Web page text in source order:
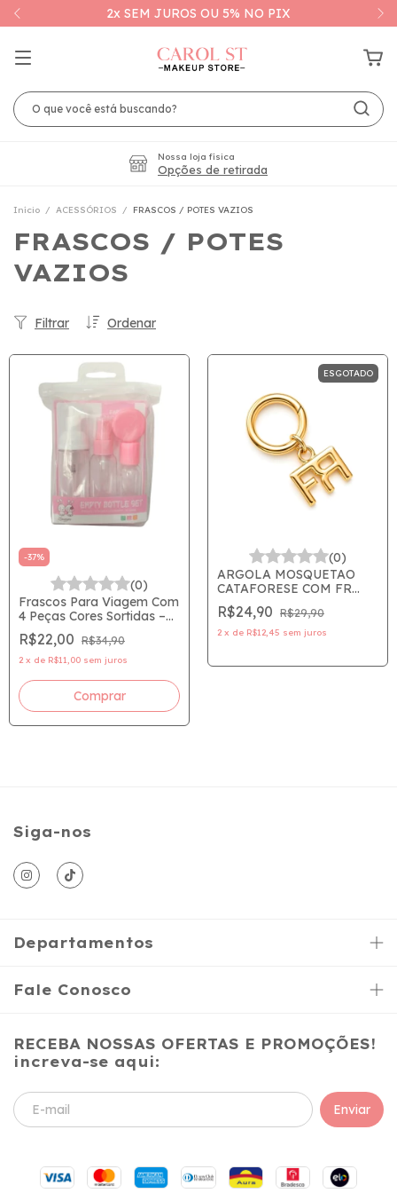
2x SEM JUROS OU 5% NO PIX
Nossa loja física
Opções de retirada
Início / ACESSÓRIOS / FRASCOS / POTES VAZIOS
FRASCOS / POTES
VAZIOS
Ordenar
Filtrar
-37%
(0)
Frascos Para Viagem Com
4 Peças Cores Sortidas –
Liangyan
R$22,00 R$34,90
2 x de R$11,00 sem juros
ESGOTADO
(0)
ARGOLA MOSQUETAO
CATAFORESE COM FR
FRAN BY FRANCINY
EHLKE - Nao acompanha
Gloss
R$24,90 R$29,90
2 x de R$12,45 sem juros
Siga-nos
Departamentos
Fale Conosco
RECEBA NOSSAS OFERTAS E PROMOÇÕES!
increva-se aqui: